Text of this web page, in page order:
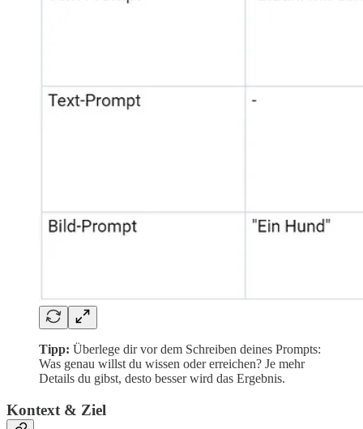
Tipp: Überlege dir vor dem Schreiben deines Prompts:
Was genau willst du wissen oder erreichen? Je mehr
Details du gibst, desto besser wird das Ergebnis.
Kontext & Ziel